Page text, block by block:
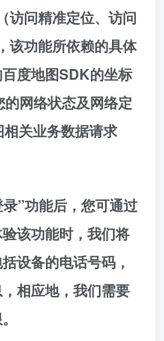
访问精准定位、访问
该功能所依赖的具体
度地图SDK的坐标
网络状态及网络定
关业务数据请求
”功能后，您可通过
该功能时，我们将
设备的电话号码，
相应地，我们需要